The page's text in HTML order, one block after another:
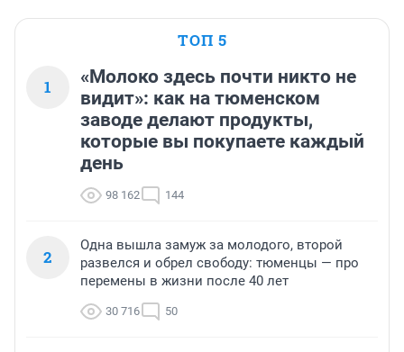
ТОП 5
1
«Молоко здесь почти никто не
видит»: как на тюменском
заводе делают продукты,
которые вы покупаете каждый
день
98 162 144
2
Одна вышла замуж за молодого, второй
развелся и обрел свободу: тюменцы — про
перемены в жизни после 40 лет
30 716 50